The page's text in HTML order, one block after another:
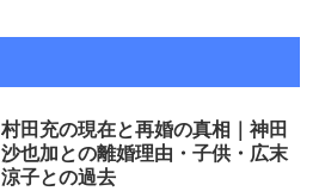
村田充の現在と再婚の真相｜神田
沙也加との離婚理由・子供・広末
涼子との過去